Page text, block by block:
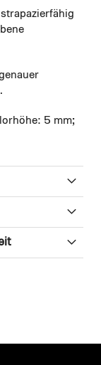
5 mm;